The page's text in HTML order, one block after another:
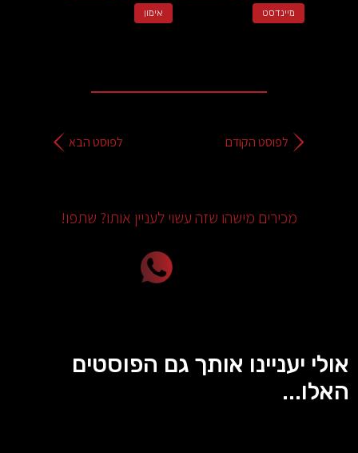
מיינדסט אימון
לפוסט הקודם לפוסט הבא
מכירים מישהו שזה עשוי לעניין אותו? שתפו!
אולי יעניינו אותך גם הפוסטים
האלו...